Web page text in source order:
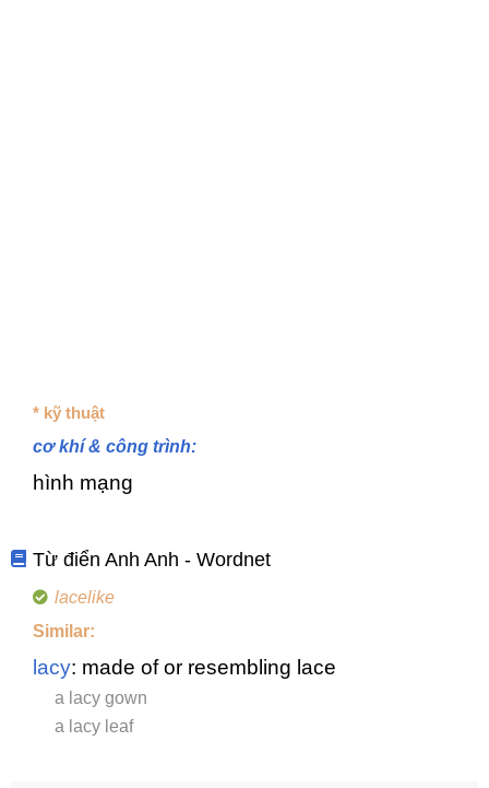
* kỹ thuật
cơ khí & công trình:
hình mạng
Từ điển Anh Anh - Wordnet
lacelike
Similar:
lacy: made of or resembling lace
a lacy gown
a lacy leaf